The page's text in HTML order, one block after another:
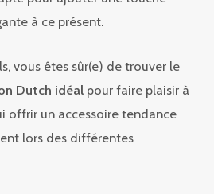
à ce présent.
vous êtes sûr(e) de trouver le
Dutch idéal pour faire plaisir à
offrir un accessoire tendance
lors des différentes